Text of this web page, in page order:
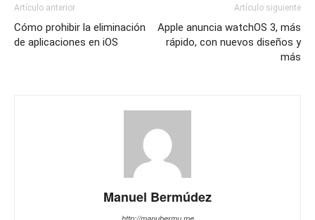
Artículo anterior
Cómo prohibir la eliminación
de aplicaciones en iOS
Artículo siguiente
Apple anuncia watchOS 3, más
rápido, con nuevos diseños y
más
Manuel Bermúdez